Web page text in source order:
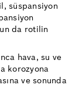
süspansiyon
da rotilin
hava, su ve
korozyona
ve sonunda